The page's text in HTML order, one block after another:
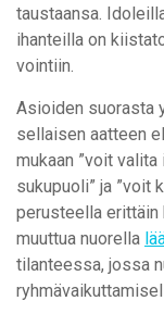
taustaansa.
ihanteilla on
vointiin.
Asioiden suorasta
sellaisen aatteen
mukaan ”voit
sukupuoli” ja ”voit
perusteella erittäin
muuttua nuorella
tilanteessa, jossa